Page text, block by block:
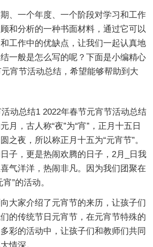
、一个年度、一个阶段对学习和工作
和分析的一种书面材料，通过它可以
工作中的优缺点，让我们一起认真地
一般是怎么写的呢？下面是小编精心
宵节活动总结，希望能够帮助到大
动总结1
月，古人称“夜”为“宵”，正月十五日
之夜，所以称正月十五为“元宵节”。
子，更是热闹欢腾的日子，2月_日我
气洋洋，热闹非凡。因为我们团聚在
”的活动。
大家介绍了元宵节的来历，让孩子们
的传统节日元宵节，在元宵节特殊的
彩的活动中，让孩子们和教师们共同
2022年春节元宵节活动总结